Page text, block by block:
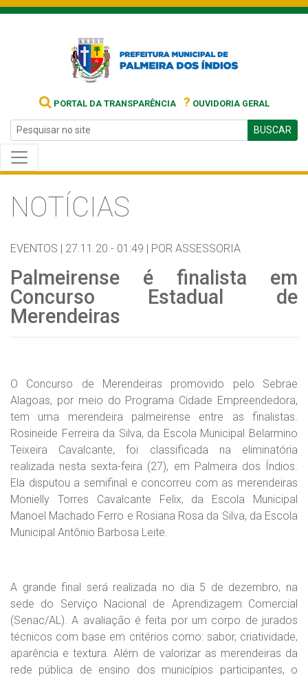
PORTAL DA TRANSPARÊNCIA ? OUVIDORIA GERAL
BUSCAR
NOTÍCIAS
EVENTOS | 27.11.20 - 01:49 | POR ASSESSORIA
Palmeirense é finalista em
Concurso Estadual de
Merendeiras
O Concurso de Merendeiras promovido pelo Sebrae
Alagoas, por meio do Programa Cidade Empreendedora,
tem uma merendeira palmeirense entre as finalistas.
Rosineide Ferreira da Silva, da Escola Municipal Belarmino
Teixeira Cavalcante, foi classificada na eliminatória
realizada nesta sexta-feira (27), em Palmeira dos Índios.
Ela disputou a semifinal e concorreu com as merendeiras
Monielly Torres Cavalcante Felix, da Escola Municipal
Manoel Machado Ferro e Rosiana Rosa da Silva, da Escola
Municipal Antônio Barbosa Leite.
A grande final será realizada no dia 5 de dezembro, na
sede do Serviço Nacional de Aprendizagem Comercial
(Senac/AL). A avaliação é feita por um corpo de jurados
técnicos com base em critérios como: sabor, criatividade,
aparência e textura. Além de valorizar as merendeiras da
rede pública de ensino dos municípios participantes, o